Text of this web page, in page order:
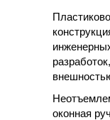
оконная